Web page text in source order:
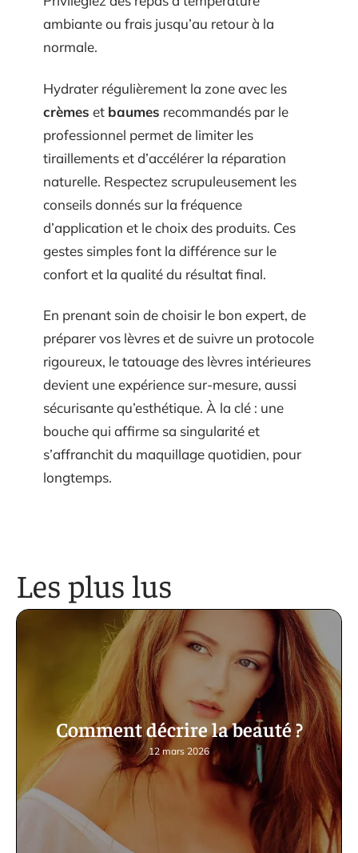
ambiante ou frais jusqu’au retour à la
normale.
Hydrater régulièrement la zone avec les
crèmes et baumes recommandés par le
professionnel permet de limiter les
tiraillements et d’accélérer la réparation
naturelle. Respectez scrupuleusement les
conseils donnés sur la fréquence
d’application et le choix des produits. Ces
gestes simples font la différence sur le
confort et la qualité du résultat final.
En prenant soin de choisir le bon expert, de
préparer vos lèvres et de suivre un protocole
rigoureux, le tatouage des lèvres intérieures
devient une expérience sur-mesure, aussi
sécurisante qu’esthétique. À la clé : une
bouche qui affirme sa singularité et
s’affranchit du maquillage quotidien, pour
longtemps.
Les plus lus
Comment décrire la beauté ?
12 mars 2026